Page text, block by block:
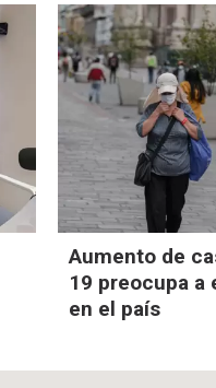
Aumento de
19 preocupa a
en el país